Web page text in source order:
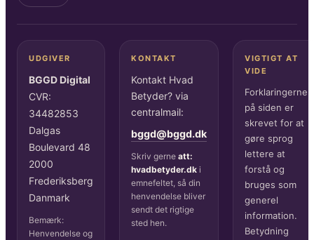
UDGIVER
BGGD Digital
CVR:
34482853
Dalgas
Boulevard 48
2000
Frederiksberg
Danmark
Bemærk:
Henvendelse og
KONTAKT
Kontakt Hvad
Betyder? via
centralmail:
bggd@bggd.dk
Skriv gerne att:
hvadbetyder.dk i
emnefeltet, så din
henvendelse bliver
sendt det rigtige
sted hen.
VIGTIGT AT
VIDE
Forklaringerne
på siden er
skrevet for at
gøre sprog
lettere at
forstå og
bruges som
generel
information.
Betydning